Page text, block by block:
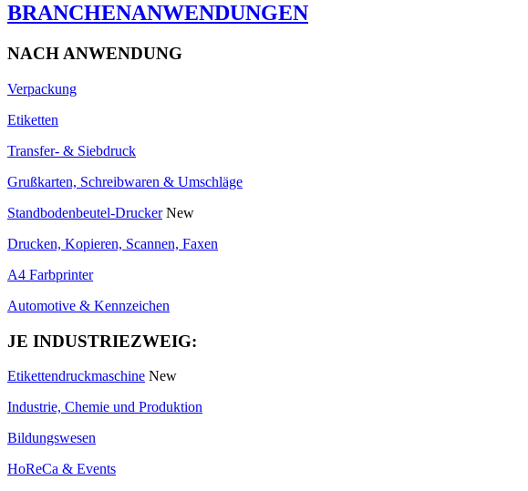
BRANCHENANWENDUNGEN
NACH ANWENDUNG
Verpackung
Etiketten
Transfer- & Siebdruck
Grußkarten, Schreibwaren & Umschläge
Standbodenbeutel-Drucker New
Drucken, Kopieren, Scannen, Faxen
A4 Farbprinter
Automotive & Kennzeichen
JE INDUSTRIEZWEIG:
Etikettendruckmaschine New
Industrie, Chemie und Produktion
Bildungswesen
HoReCa & Events